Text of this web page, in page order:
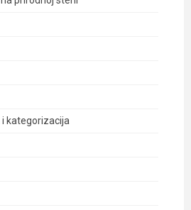
kategorizacija